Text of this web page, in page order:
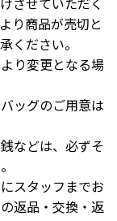
り商品が売切と
ください。
り変更となる場
ッグのご用意は
などは、必ずそ
スタッフまでお
返品・交換・返